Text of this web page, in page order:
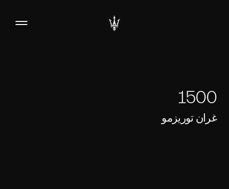
1500
غران توريزمو